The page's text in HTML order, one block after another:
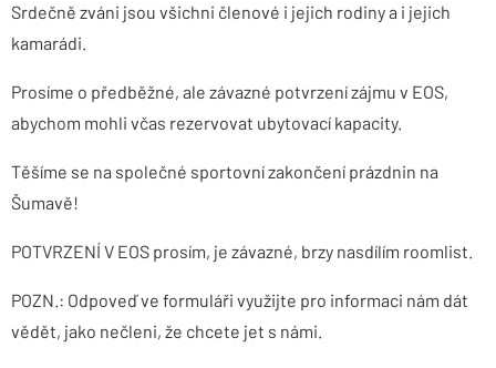
Srdečně zváni jsou všichni členové i jejich rodiny a i jejich
kamarádi.
Prosíme o předběžné, ale závazné potvrzení zájmu v EOS,
abychom mohli včas rezervovat ubytovací kapacity.
Těšíme se na společné sportovní zakončení prázdnin na
Šumavě!
POTVRZENÍ V EOS prosím, je závazné, brzy nasdílím roomlist.
POZN.: Odpoveď ve formuláři využijte pro informaci nám dát
vědět, jako nečleni, že chcete jet s námi.